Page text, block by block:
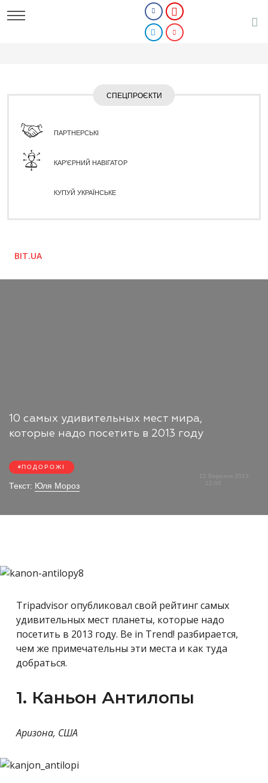
СПЕЦПРОЄКТИ
ПАРТНЕРСЬКІ
КАР'ЄРНИЙ НАВІГАТОР
КУПУЙ УКРАЇНСЬКЕ
BIT.UA
10 самых удивительных мест мира,
которые надо посетить в 2013 году
ПОДОРОЖІ
Текст: Юля Мороз
12 Березня 2013
Tripadvisor опубликовал свой рейтинг самых
удивительных мест планеты, которые надо
посетить в 2013 году. Be in Trend! разбирается,
чем же примечательны эти места и как туда
добраться.
1. Каньон Антилопы
Аризона, США